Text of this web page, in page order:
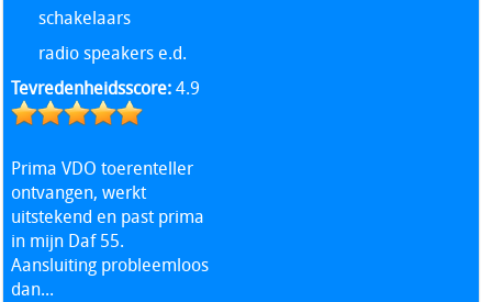
schakelaars
radio speakers e.d.
Tevredenheidsscore:4.9
Prima VDO toerenteller
ontvangen, werkt
uitstekend en past prima
in mijn Daf 55.
Aansluiting probleemloos
dan...